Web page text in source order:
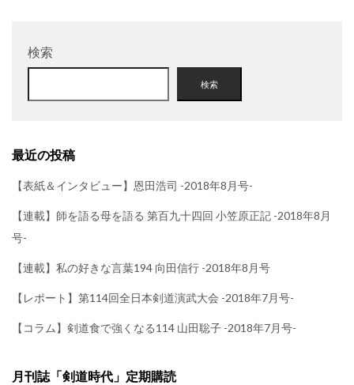
検索
検索
最近の投稿
【表紙＆インタビュー】恩田浩司 -2018年8月号-
【連載】師を語る母を語る 第百九十四回 小笠原正記 -2018年8月
号-
【連載】私の好きな言葉194 向田信行 -2018年8月号
【レポート】第114回全日本剣道演武大会 -2018年7月号-
【コラム】剣道食で強くなる114 山田聡子 -2018年7月号-
月刊誌「剣道時代」定期購読